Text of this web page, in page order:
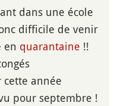
dans une école
difficile de venir
en quarantaine !!
cette année
pour septembre !